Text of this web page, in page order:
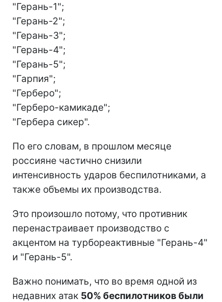
"Герань-1";
"Герань-2";
"Герань-3";
"Герань-4";
"Герань-5";
"Гарпия";
"Герберо";
"Герберо-камикаде";
"Гербера сикер".
По его словам, в прошлом месяце
россияне частично снизили
интенсивность ударов беспилотниками, а
также объемы их производства.
Это произошло потому, что противник
перенастраивает производство с
акцентом на турбореактивные "Герань-4"
и "Герань-5".
Важно понимать, что во время одной из
недавних атак 50% беспилотников были